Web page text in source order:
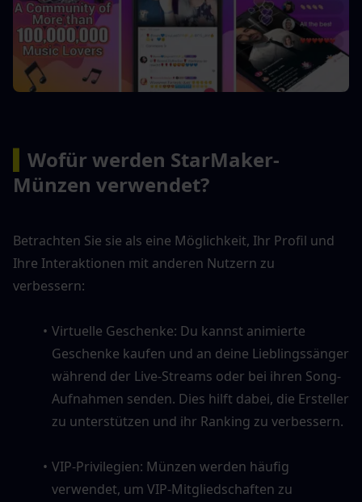
Wofür werden StarMaker-
Münzen verwendet?
Betrachten Sie sie als eine Möglichkeit, Ihr Profil und
Ihre Interaktionen mit anderen Nutzern zu
verbessern:
Virtuelle Geschenke: Du kannst animierte
Geschenke kaufen und an deine Lieblingssänger
während der Live-Streams oder bei ihren Song-
Aufnahmen senden. Dies hilft dabei, die Ersteller
zu unterstützen und ihr Ranking zu verbessern.
VIP-Privilegien: Münzen werden häufig
verwendet, um VIP-Mitgliedschaften zu